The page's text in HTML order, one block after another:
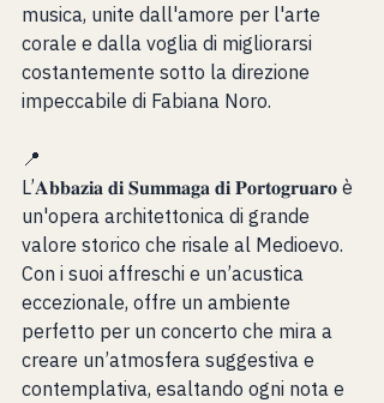
musica, unite dall'amore per l'arte
corale e dalla voglia di migliorarsi
costantemente sotto la direzione
impeccabile di Fabiana Noro.
📍
L’𝐀𝐛𝐛𝐚𝐳𝐢𝐚 𝐝𝐢 𝐒𝐮𝐦𝐦𝐚𝐠𝐚 𝐝𝐢 𝐏𝐨𝐫𝐭𝐨𝐠𝐫𝐮𝐚𝐫𝐨 è
un'opera architettonica di grande
valore storico che risale al Medioevo.
Con i suoi affreschi e un’acustica
eccezionale, offre un ambiente
perfetto per un concerto che mira a
creare un’atmosfera suggestiva e
contemplativa, esaltando ogni nota e